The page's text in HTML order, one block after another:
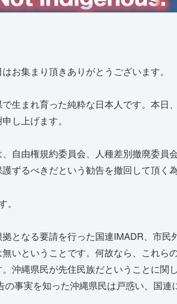
お集まり頂きありがとうございます。
生まれ育った純粋な日本人です。本日
し上げます。
自由権規約委員会、人種差別撤廃委員
ずるべきだという勧告を撤回して頂く為
となる要請を行った国連IMADR、市民
いということです。何故なら、これら
沖縄県民が先住民族だということに関
の事実を知った沖縄県民は戸惑い、国連